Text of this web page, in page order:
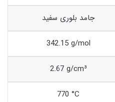
جامد بلوری سفید
342.15 g/mol
2.67 g/cm³
770 °C